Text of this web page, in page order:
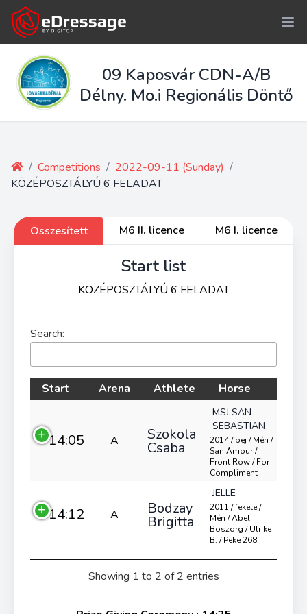
09 Kaposvár CDN-A/B
Délny. Mo.i Regionális Döntő
/ Competitions / 2022-09-11 (Sunday) /
KÖZÉPOSZTÁLYÚ 6 FELADAT
Összesített M6 II. licence M6 I. licence
Start list
KÖZÉPOSZTÁLYÚ 6 FELADAT
Search:
Start Arena Athlete Horse
14:05 A Szokola
Csaba
MSJ SAN
SEBASTIAN
2014 / pej / Mén /
San Amour /
Front Row / For
Compliment
14:12 A Bodzay
Brigitta
JELLE
2011 / fekete /
Mén / Abel
Boszorg / Ulrike
B. / Peke 268
Showing 1 to 2 of 2 entries